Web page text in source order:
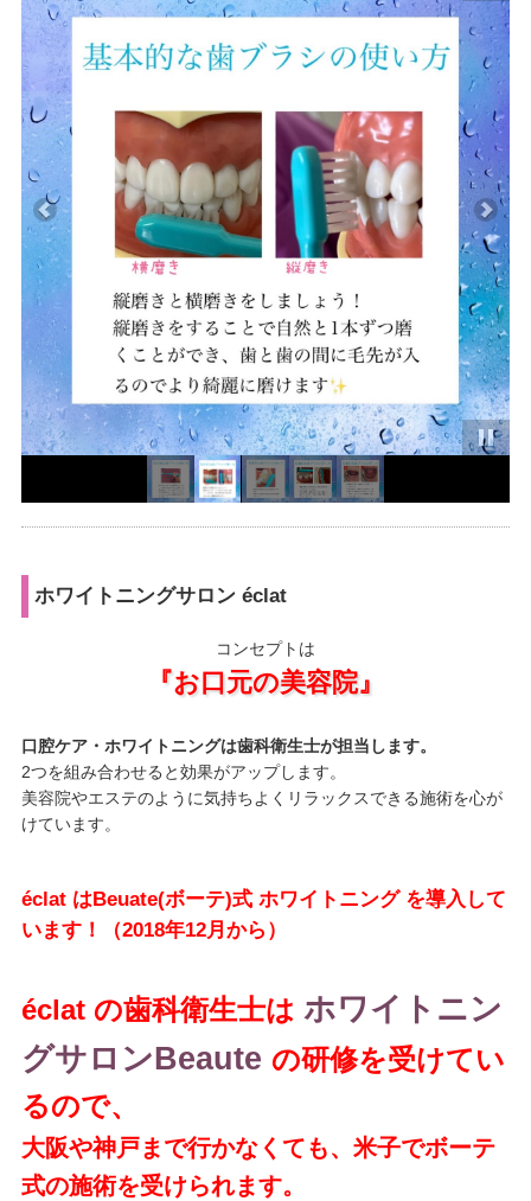
ホワイトニングサロン éclat
コンセプトは
『お口元の美容院』
口腔ケア・ホワイトニングは歯科衛生士が担当します。
2つを組み合わせると効果がアップします。
美容院やエステのように気持ちよくリラックスできる施術を心が
けています。
éclat はBeuate(ボーテ)式 ホワイトニング を導入して
います！（2018年12月から）
éclat の歯科衛生士は ホワイトニン
グサロンBeaute の研修を受けてい
るので、
大阪や神戸まで行かなくても、米子でボーテ
式の施術を受けられます。